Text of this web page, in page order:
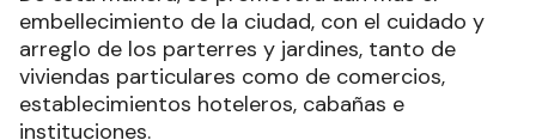
embellecimiento de la ciudad, con el cuidado y
arreglo de los parterres y jardines, tanto de
viviendas particulares como de comercios,
establecimientos hoteleros, cabañas e
instituciones.